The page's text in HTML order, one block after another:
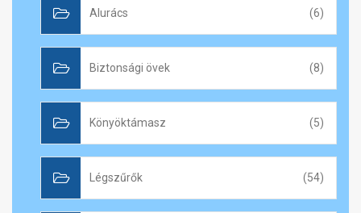
Alurács (6)
Biztonsági övek (8)
Könyöktámasz (5)
Légszűrők (54)